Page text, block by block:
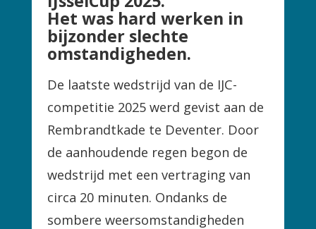
Het was hard werken in
bijzonder slechte
omstandigheden.
De laatste wedstrijd van de IJC-
competitie 2025 werd gevist aan de
Rembrandtkade te Deventer. Door
de aanhoudende regen begon de
wedstrijd met een vertraging van
circa 20 minuten. Ondanks de
sombere weersomstandigheden